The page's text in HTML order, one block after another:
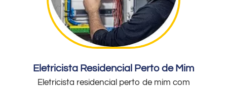
Eletricista Residencial Perto de Mim
Eletricista residencial perto de mim com